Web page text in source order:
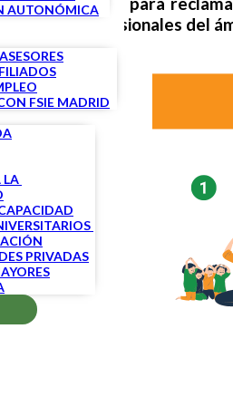
AUTONÓMICA
FSIE MADRID
LA
PRIVADAS
para los profesionales del